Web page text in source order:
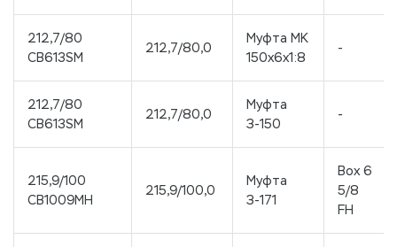
212,7/80
CB613SM
212,7/80,0
Муфта МК
150x6x1:8
-
212,7/80
CB613SM
212,7/80,0
Муфта
З-150
-
215,9/100
CB1009MH
215,9/100,0
Муфта
З-171
Box 6
5/8
FH